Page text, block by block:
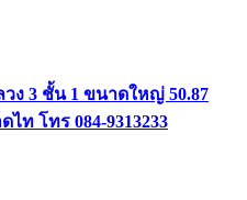
3 ชั้น 1 ขนาดใหญ่ 50.87
ท โทร 084-9313233